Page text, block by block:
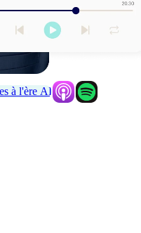
à l'ère AI